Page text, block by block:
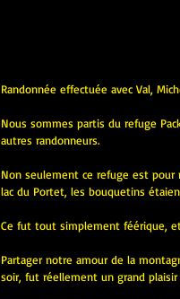
Randonnée effectuée avec Val,
Nous sommes partis du refuge
autres randonneurs.
Non seulement ce refuge est pour
lac du Portet, les bouquetins
Ce fut tout simplement féérique,
Partager notre amour de la
soir, fut réellement un grand